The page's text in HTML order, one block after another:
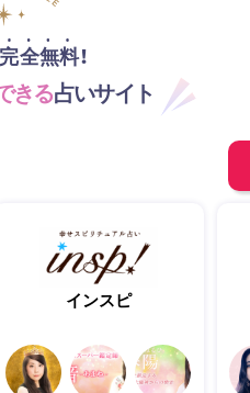
全無料！
きる占いサイト
インスピ